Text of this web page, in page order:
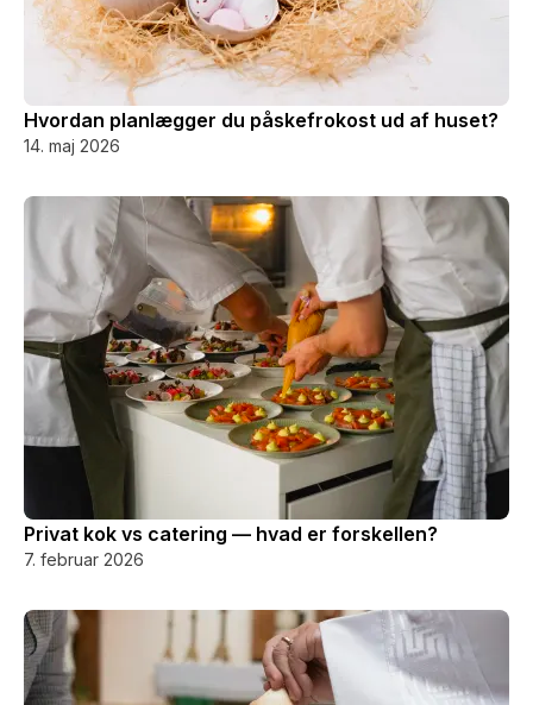
Hvordan planlægger du påskefrokost ud af huset?
14. maj 2026
Privat kok vs catering — hvad er forskellen?
7. februar 2026